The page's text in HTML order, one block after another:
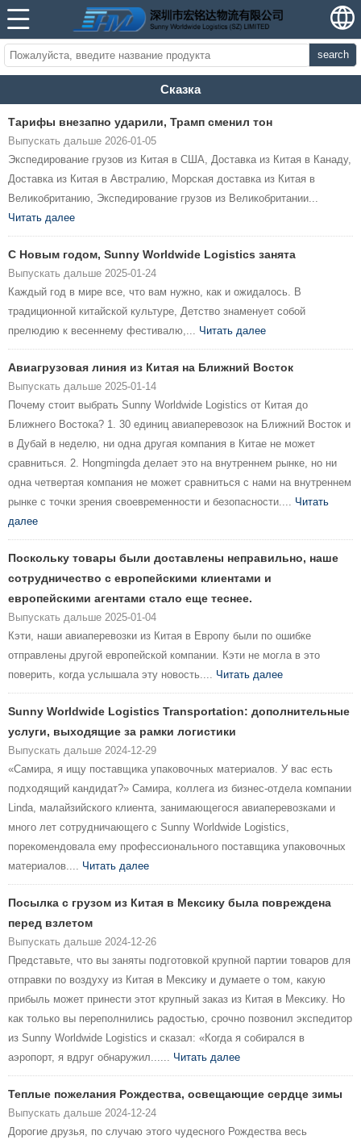
search
Сказка
Тарифы внезапно ударили, Трамп сменил тон
Выпускать дальше 2026-01-05
Экспедирование грузов из Китая в США, Доставка из Китая в Канаду,
Доставка из Китая в Австралию, Морская доставка из Китая в
Великобританию, Экспедирование грузов из Великобритании...
Читать далее
С Новым годом, Sunny Worldwide Logistics занята
Выпускать дальше 2025-01-24
Каждый год в мире все, что вам нужно, как и ожидалось. В
традиционной китайской культуре, Детство знаменует собой
прелюдию к весеннему фестивалю,... Читать далее
Авиагрузовая линия из Китая на Ближний Восток
Выпускать дальше 2025-01-14
Почему стоит выбрать Sunny Worldwide Logistics от Китая до
Ближнего Востока? 1. 30 единиц авиаперевозок на Ближний Восток и
в Дубай в неделю, ни одна другая компания в Китае не может
сравниться. 2. Hongmingda делает это на внутреннем рынке, но ни
одна четвертая компания не может сравниться с нами на внутреннем
рынке с точки зрения своевременности и безопасности.... Читать
далее
Поскольку товары были доставлены неправильно, наше
сотрудничество с европейскими клиентами и
европейскими агентами стало еще теснее.
Выпускать дальше 2025-01-04
Кэти, наши авиаперевозки из Китая в Европу были по ошибке
отправлены другой европейской компании. Кэти не могла в это
поверить, когда услышала эту новость.... Читать далее
Sunny Worldwide Logistics Transportation: дополнительные
услуги, выходящие за рамки логистики
Выпускать дальше 2024-12-29
«Самира, я ищу поставщика упаковочных материалов. У вас есть
подходящий кандидат?» Самира, коллега из бизнес-отдела компании
Linda, малайзийского клиента, занимающегося авиаперевозками и
много лет сотрудничающего с Sunny Worldwide Logistics,
порекомендовала ему профессионального поставщика упаковочных
материалов.... Читать далее
Посылка с грузом из Китая в Мексику была повреждена
перед взлетом
Выпускать дальше 2024-12-26
Представьте, что вы заняты подготовкой крупной партии товаров для
отправки по воздуху из Китая в Мексику и думаете о том, какую
прибыль может принести этот крупный заказ из Китая в Мексику. Но
как только вы переполнились радостью, срочно позвонил экспедитор
из Sunny Worldwide Logistics и сказал: «Когда я собирался в
аэропорт, я вдруг обнаружил...... Читать далее
Теплые пожелания Рождества, освещающие сердце зимы
Выпускать дальше 2024-12-24
Дорогие друзья, по случаю этого чудесного Рождества весь